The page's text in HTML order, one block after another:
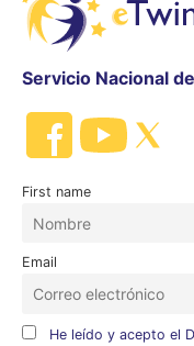
Servicio Nacional
First name
Email
He leído y acepto el